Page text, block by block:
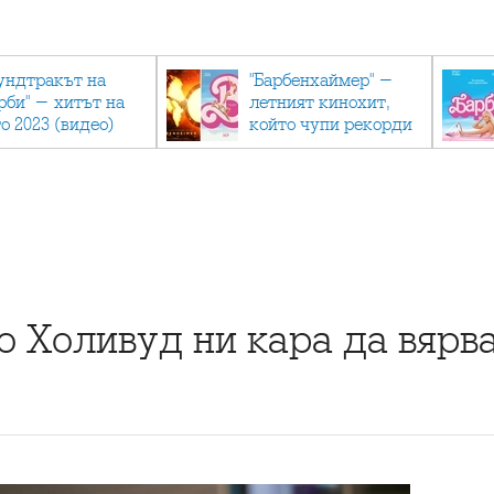
на
- хитът на
2023 (видео)
"Барбенхаймер" -
летният кинохит,
който чупи рекорди
Холивуд ни кара да